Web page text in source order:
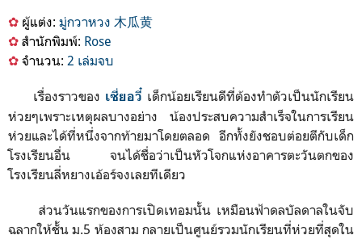
✿ ผู้แต่ง: มู่กวาหวง 木瓜黄
✿ สำนักพิมพ์: Rose
✿ จำนวน: 2 เล่มจบ
เรื่องราวของ เซี่ยอวี๋ เด็กน้อยเรียนดีที่ต้องทำตัวเป็นนักเรียน
ห่วยๆเพราะเหตุผลบางอย่าง น้องประสบความสำเร็จในการเรียน
ห่วยและได้ที่หนึ่งจากท้ายมาโดยตลอด อีกทั้งยังชอบต่อยตีกับเด็ก
โรงเรียนอื่น จนได้ชื่อว่าเป็นหัวโจกแห่งอาคารตะวันตกของ
โรงเรียนลี่หยางเอ้อร์จงเลยทีเดียว
ส่วนวันแรกของการเปิดเทอมนั้น เหมือนฟ้าดลบัลดาลในจับ
ฉลากให้ชั้น ม.5 ห้องสาม กลายเป็นศูนย์รวมนักเรียนที่ห่วยที่สุดใน